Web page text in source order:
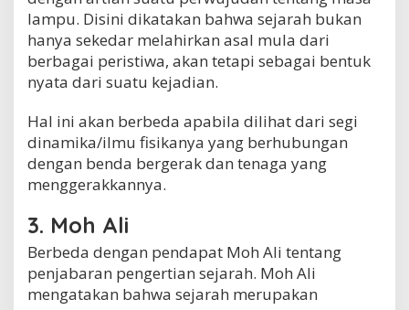
lampu. Disini dikatakan bahwa sejarah bukan
hanya sekedar melahirkan asal mula dari
berbagai peristiwa, akan tetapi sebagai bentuk
nyata dari suatu kejadian.
Hal ini akan berbeda apabila dilihat dari segi
dinamika/ilmu fisikanya yang berhubungan
dengan benda bergerak dan tenaga yang
menggerakkannya.
3. Moh Ali
Berbeda dengan pendapat Moh Ali tentang
penjabaran pengertian sejarah. Moh Ali
mengatakan bahwa sejarah merupakan